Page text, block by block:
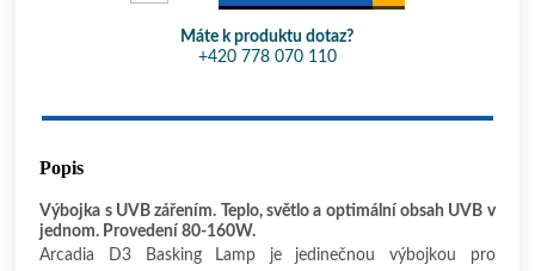
Máte k produktu dotaz?
+420 778 070 110
Popis
Výbojka s UVB zářením. Teplo, světlo a optimální obsah UVB v
jednom. Provedení 80-160W.
Arcadia D3 Basking Lamp je jedinečnou výbojkou pro